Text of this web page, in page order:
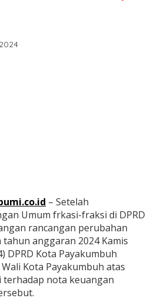
– Setelah
Umum frkasi-fraksi di DPRD
rancangan perubahan
anggaran 2024 Kamis
DPRD Kota Payakumbuh
Kota Payakumbuh atas
nota keuangan